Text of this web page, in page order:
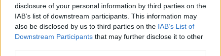
disclosure of your personal information by third parties on the
IAB’s list of downstream participants. This information may
also be disclosed by us to third parties on the IAB’s List of
Downstream Participants that may further disclose it to other